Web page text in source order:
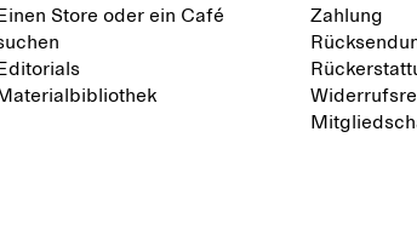
Einen Store oder ein Café
Editorials
Materialbibliothek
Zahlung